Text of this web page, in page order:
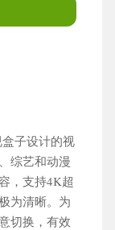
×
子设计的视
综艺和动漫
，支持4K超
为清晰。为
切换，有效